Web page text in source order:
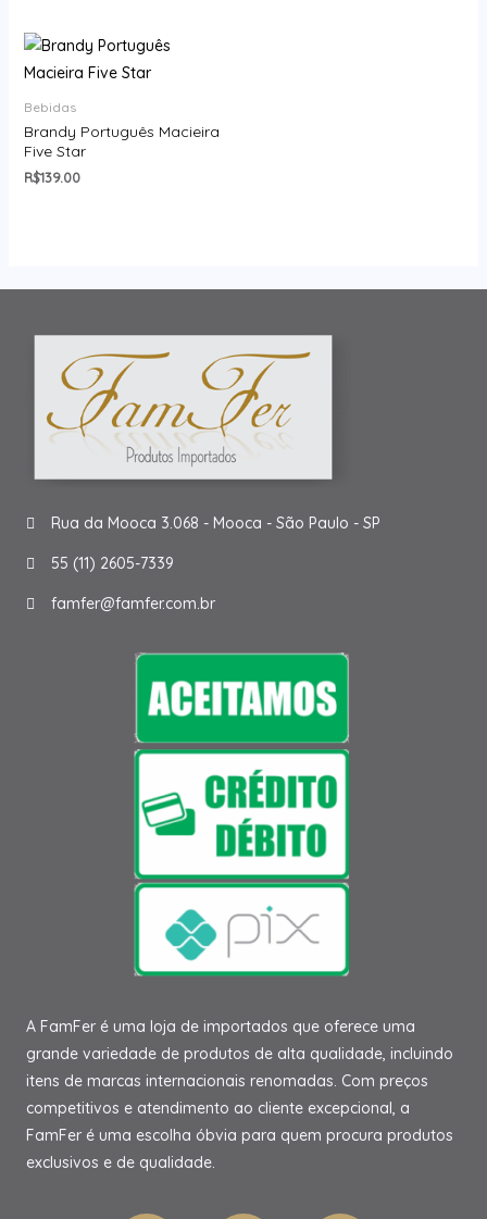
Bebidas
Brandy Português Macieira
Five Star
R$139.00
Rua da Mooca 3.068 - Mooca - São Paulo - SP
55 (11) 2605-7339
famfer@famfer.com.br
A FamFer é uma loja de importados que oferece uma
grande variedade de produtos de alta qualidade, incluindo
itens de marcas internacionais renomadas. Com preços
competitivos e atendimento ao cliente excepcional, a
FamFer é uma escolha óbvia para quem procura produtos
exclusivos e de qualidade.